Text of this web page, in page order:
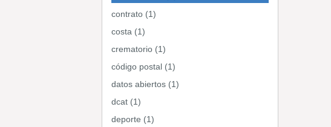
contrato (1)
costa (1)
crematorio (1)
código postal (1)
datos abiertos (1)
dcat (1)
deporte (1)